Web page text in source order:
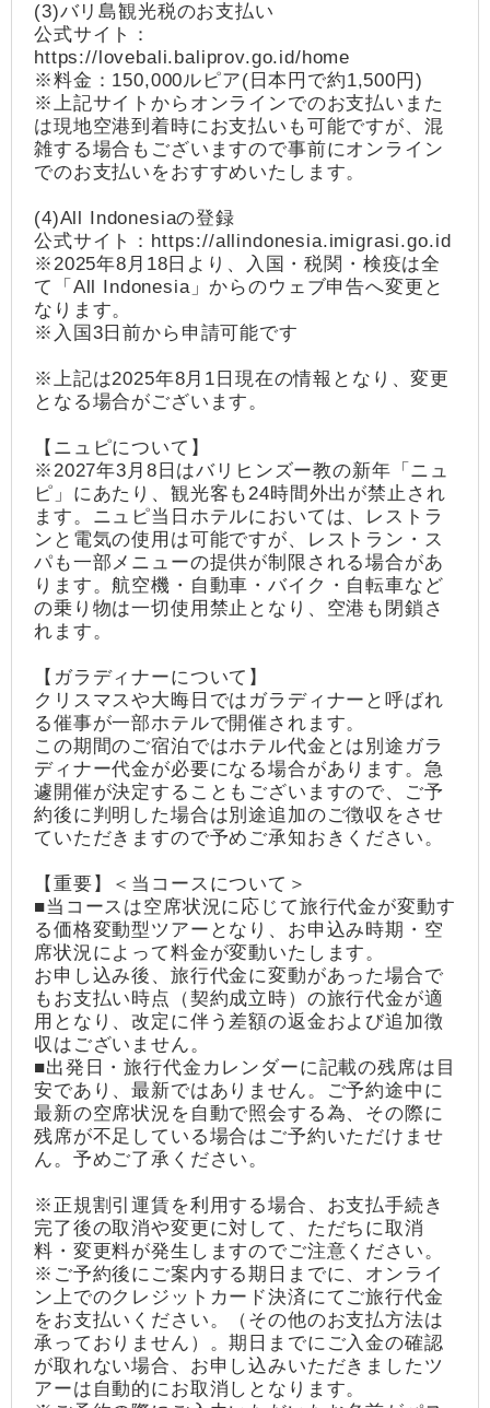
(3)バリ島観光税のお支払い
公式サイト：
https://lovebali.baliprov.go.id/home
※料金：150,000ルピア(日本円で約1,500円)
※上記サイトからオンラインでのお支払いまた
は現地空港到着時にお支払いも可能ですが、混
雑する場合もございますので事前にオンライン
でのお支払いをおすすめいたします。
(4)All Indonesiaの登録
公式サイト：https://allindonesia.imigrasi.go.id
※2025年8月18日より、入国・税関・検疫は全
て「All Indonesia」からのウェブ申告へ変更と
なります。
※入国3日前から申請可能です
※上記は2025年8月1日現在の情報となり、変更
となる場合がございます。
【ニュピについて】
※2027年3月8日はバリヒンズー教の新年「ニュ
ピ」にあたり、観光客も24時間外出が禁止され
ます。ニュピ当日ホテルにおいては、レストラ
ンと電気の使用は可能ですが、レストラン・ス
パも一部メニューの提供が制限される場合があ
ります。航空機・自動車・バイク・自転車など
の乗り物は一切使用禁止となり、空港も閉鎖さ
れます。
【ガラディナーについて】
クリスマスや大晦日ではガラディナーと呼ばれ
る催事が一部ホテルで開催されます。
この期間のご宿泊ではホテル代金とは別途ガラ
ディナー代金が必要になる場合があります。急
遽開催が決定することもございますので、ご予
約後に判明した場合は別途追加のご徴収をさせ
ていただきますので予めご承知おきください。
【重要】＜当コースについて＞
■当コースは空席状況に応じて旅行代金が変動す
る価格変動型ツアーとなり、お申込み時期・空
席状況によって料金が変動いたします。
お申し込み後、旅行代金に変動があった場合で
もお支払い時点（契約成立時）の旅行代金が適
用となり、改定に伴う差額の返金および追加徴
収はございません。
■出発日・旅行代金カレンダーに記載の残席は目
安であり、最新ではありません。ご予約途中に
最新の空席状況を自動で照会する為、その際に
残席が不足している場合はご予約いただけませ
ん。予めご了承ください。
※正規割引運賃を利用する場合、お支払手続き
完了後の取消や変更に対して、ただちに取消
料・変更料が発生しますのでご注意ください。
※ご予約後にご案内する期日までに、オンライ
ン上でのクレジットカード決済にてご旅行代金
をお支払いください。（その他のお支払方法は
承っておりません）。期日までにご入金の確認
が取れない場合、お申し込みいただきましたツ
アーは自動的にお取消しとなります。